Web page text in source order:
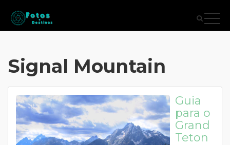
Signal Mountain
Guia
para o
Grand
Teton